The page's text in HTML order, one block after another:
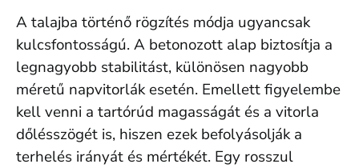
A talajba történő rögzítés módja ugyancsak
kulcsfontosságú. A betonozott alap biztosítja a
legnagyobb stabilitást, különösen nagyobb
méretű napvitorlák esetén. Emellett figyelembe
kell venni a tartórúd magasságát és a vitorla
dőlésszögét is, hiszen ezek befolyásolják a
terhelés irányát és mértékét. Egy rosszul